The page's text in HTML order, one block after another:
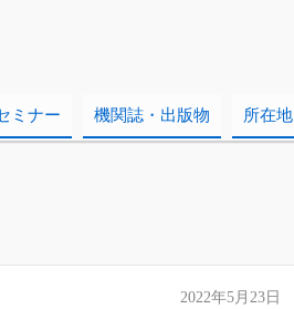
ミナー 機関誌・出版物 所在地
2022年5月23日